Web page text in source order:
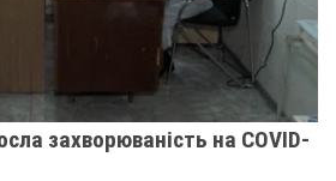
захворюваність на COVID-